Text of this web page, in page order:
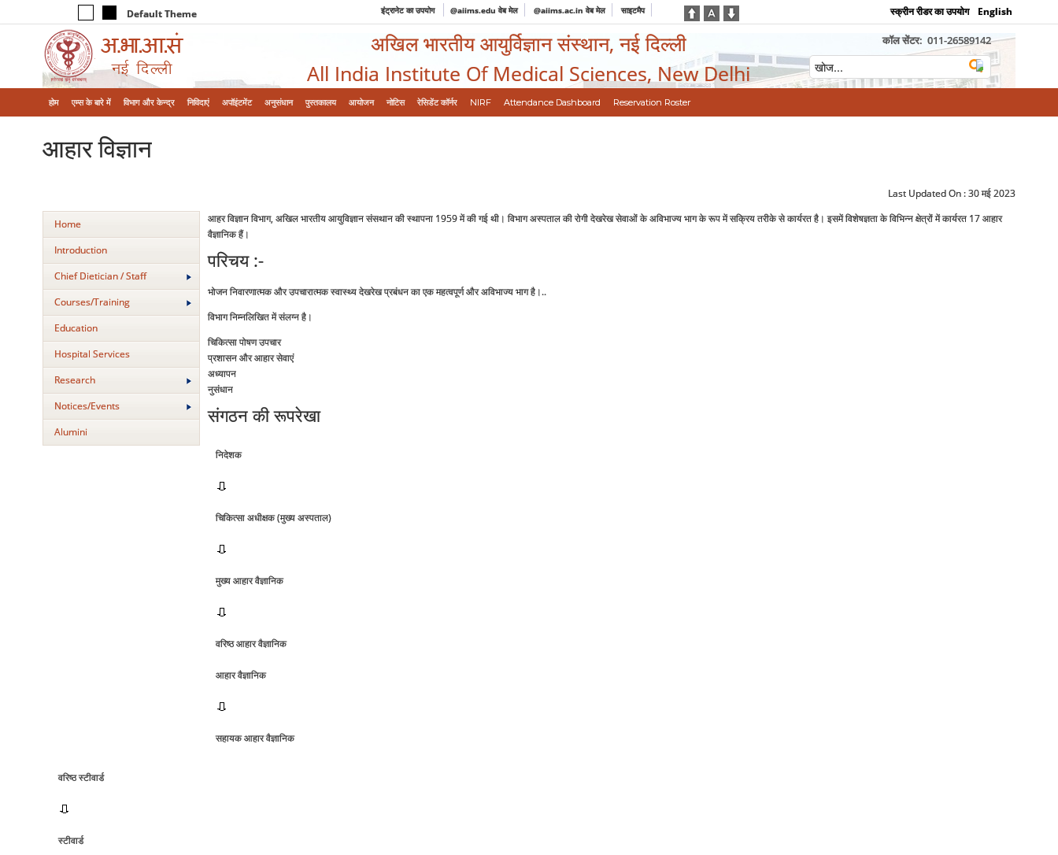
Default Theme इंट्रानेट का उपयोग @aiims.edu वेब मेल @aiims.ac.in वेब मेल साइटमैप स्क्रीन रीडर का उपयोग English
अखिल भारतीय आयुर्विज्ञान संस्थान, नई दिल्ली
All India Institute Of Medical Sciences, New Delhi
कॉल सेंटर: 011-26589142
होम एम्‍स के बारे में विभाग और केन्‍द्र निविदाएं अपॉइंटमेंट अनुसंधान पुस्तकालय आयोजन नोटिस रेसिडेंट कॉर्नर NIRF Attendance Dashboard Reservation Roster
आहार विज्ञान
Last Updated On :30 मई 2023
Home
Introduction
Chief Dietician / Staff
Courses/Training
Education
Hospital Services
Research
Notices/Events
Alumini
आहर विज्ञान विभाग, अखिल भारतीय आयुविज्ञान संसथान की स्‍थापना 1959 में की गई थी। विभाग अस्‍पताल की रोगी देखरेख सेवाओं के अविभाज्‍य भाग के रूप में सक्रिय तरीके से कार्यरत है। इसमें विशेषज्ञता के विभिन्‍न क्षेत्रों में कार्यरत 17 आहार
वैज्ञानिक हैं।
परिचय :-
भोजन निवारणात्‍मक और उपचारात्‍मक स्‍वास्‍थ्‍य देखरेख प्रबंधन का एक महत्‍वपूर्ण और अविभाज्‍य भाग है।..
विभाग निम्‍नलिखित में संलग्‍न है।
चिकित्‍सा पोषण उपचार
प्रशासन और आहार सेवाएं
अध्‍यापन
नुसंधान
संगठन की रूपरेखा
निदेशक
चिकित्‍सा अधीक्षक (मुख्‍य अस्‍पताल)
मुख्‍य आहार वैज्ञानिक
वरिष्‍ठ आहार वैज्ञानिक
आहार वैज्ञानिक
सहायक आहार वैज्ञानिक
वरिष्‍ठ स्‍टीवार्ड
स्‍टीवार्ड